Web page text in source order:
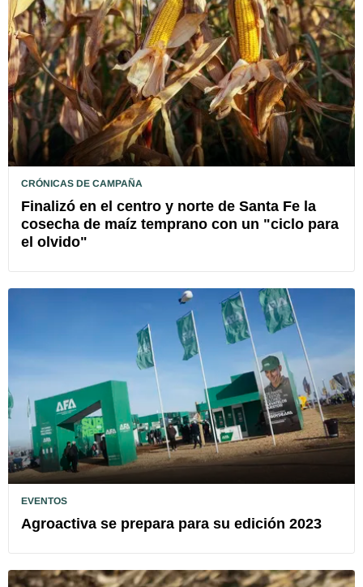
CRÓNICAS DE CAMPAÑA
Finalizó en el centro y norte de Santa Fe la
cosecha de maíz temprano con un "ciclo para
el olvido"
EVENTOS
Agroactiva se prepara para su edición 2023